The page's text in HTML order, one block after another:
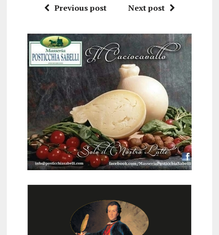
Previous post Next post